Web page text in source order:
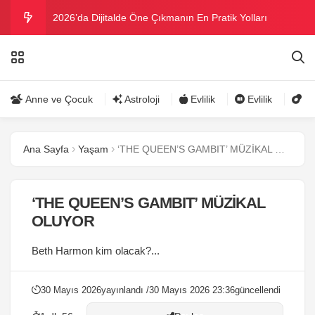
2026’da Dijitalde Öne Çıkmanın En Pratik Yolları
Danla Bilic ile Reynmen Miami’de tatilde
Anne ve Çocuk Astroloji Evlilik Evlilik
Ana Sayfa Yaşam
‘THE QUEEN’S GAMBIT’ MÜZİKAL
OLUYOR
Beth Harmon kim olacak?...
30 Mayıs 2026yayınlandı /30 Mayıs 2026 23:36güncellendi